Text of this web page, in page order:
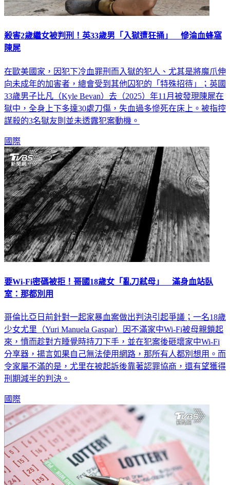
殺害2歲繼女被判刑！英33歲男「入獄遭狂捅」 慘淪血蜂窩
陳屍
在歐美國家，因犯下冷血罪刑而入獄的犯人、尤其是將魔爪伸
向未成年的加害者，總會受到其他囚犯的「特殊招待」；英國
33歲男子比凡（Kyle Bevan）去（2025）年11月被發現陳屍在
獄中，全身上下多達30處刀傷，失血過多慘死在床上。被指控
謀殺的3名獄友則並未透露犯案動機。
國際
要Wi-Fi密碼被拒！哥國18歲女「亂刀弒母」 滿身血站臥
室：那都別用
哥倫比亞日前針對一起家暴血案做出判決引起爭議；一名18歲
少女尤里（Yuri Manuela Gaspar）因不滿家中Wi-Fi被母親鎖起
來，憤而趁對方睡覺時持刀下手，並在犯案後砸壞家中Wi-Fi
分享器，揚言如果自己無法使用網路，那所有人都別想用。而
令家屬不滿的是，尤里在被起訴後靠著認罪協商，還有望獲得
刑期減半的判決。
國際